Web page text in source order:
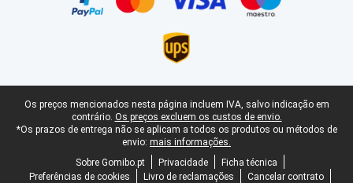
Rodapé legal
Os preços mencionados nesta página incluem IVA, salvo indicação em
contrário. Os preços excluem os custos de envio.
*Os prazos de entrega não se aplicam a todos os produtos ou métodos de
envio: mais informações.
Sobre Gomibo.pt
Privacidade
Ficha técnica
Preferências de cookies
Livro de reclamações
Cancelar contrato